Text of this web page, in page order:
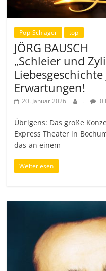
Pop-Schlager top
JÖRG BAUSCH
„Schleier und
Erwartungen!
20. Januar 2026 . 0
Übrigens: Das große
Express Theater in
das an einem
Weiterlesen